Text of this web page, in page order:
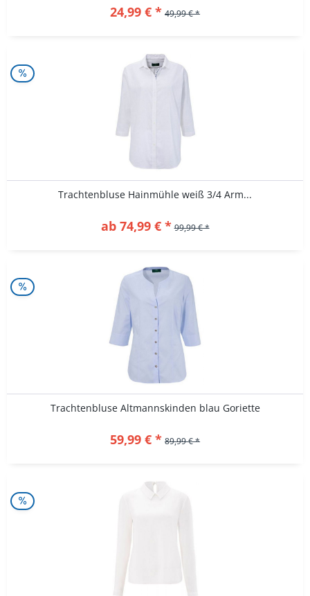
24,99 € * 49,99 € *
Trachtenbluse Hainmühle weiß 3/4 Arm...
ab 74,99 € * 99,99 € *
Trachtenbluse Altmannskinden blau Goriette
59,99 € * 89,99 € *